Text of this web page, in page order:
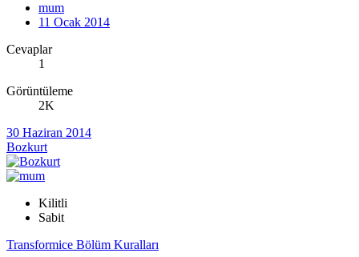
mum
11 Ocak 2014
Cevaplar
1
Görüntüleme
2K
30 Haziran 2014
Bozkurt
Kilitli
Sabit
Transformice Bölüm Kuralları